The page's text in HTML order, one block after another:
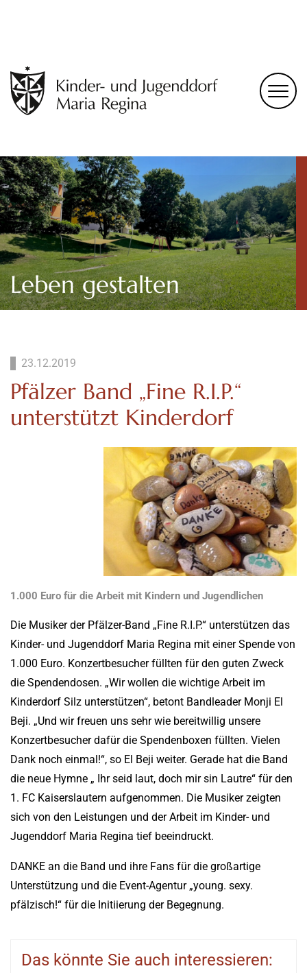
Leben gestalten
23.12.2019
Pfälzer Band „Fine R.I.P.“
unterstützt Kinderdorf
1.000 Euro für die Arbeit mit Kindern und Jugendlichen
Die Musiker der Pfälzer-Band „Fine R.I.P.“ unterstützen das
Kinder- und Jugenddorf Maria Regina mit einer Spende von
1.000 Euro. Konzertbesucher füllten für den guten Zweck
die Spendendosen. „Wir wollen die wichtige Arbeit im
Kinderdorf Silz unterstützen“, betont Bandleader Monji El
Beji. „Und wir freuen uns sehr wie bereitwillig unsere
Konzertbesucher dafür die Spendenboxen füllten. Vielen
Dank noch einmal!“, so El Beji weiter. Gerade hat die Band
die neue Hymne „ Ihr seid laut, doch mir sin Lautre“ für den
1. FC Kaiserslautern aufgenommen. Die Musiker zeigten
sich von den Leistungen und der Arbeit im Kinder- und
Jugenddorf Maria Regina tief beeindruckt.
DANKE an die Band und ihre Fans für die großartige
Unterstützung und die Event-Agentur „young. sexy.
pfälzisch!“ für die Initiierung der Begegnung.
Das könnte Sie auch interessieren: